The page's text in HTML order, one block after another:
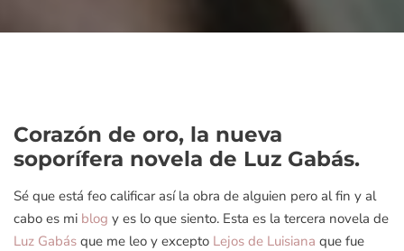
Corazón de oro, la nueva
soporífera novela de Luz Gabás.
Sé que está feo calificar así la obra de alguien pero al fin y al
cabo es mi blog y es lo que siento. Esta es la tercera novela de
Luz Gabás que me leo y excepto Lejos de Luisiana que fue